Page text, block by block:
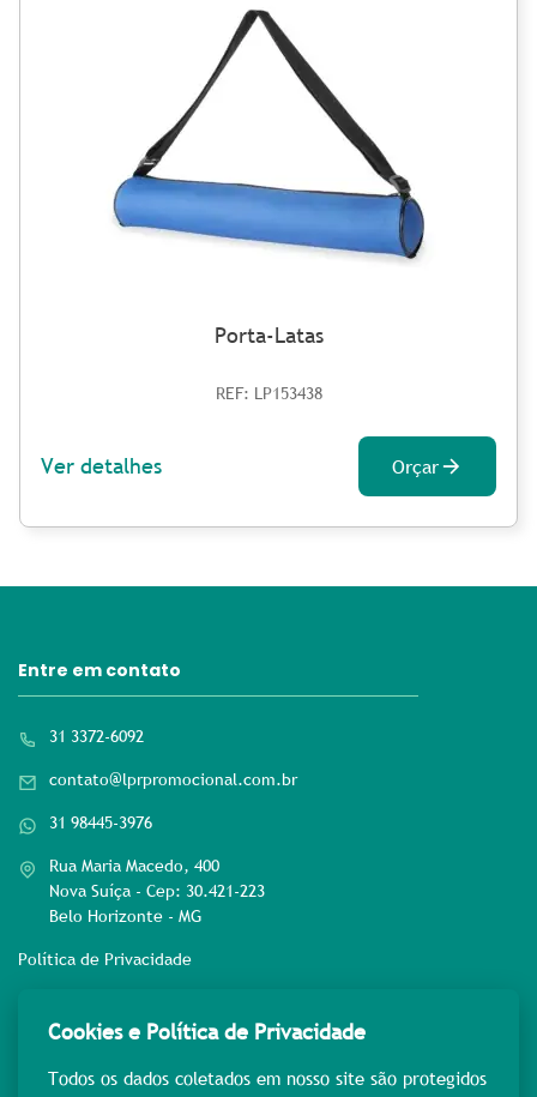
Porta-Latas
REF: LP153438
Ver detalhes Orçar
Entre em contato
31 3372-6092
contato@lprpromocional.com.br
31 98445-3976
Rua Maria Macedo, 400
Nova Suíça - Cep: 30.421-223
Belo Horizonte - MG
Política de Privacidade
Rede sociais
Cookies e Política de Privacidade
Todos os dados coletados em nosso site são protegidos